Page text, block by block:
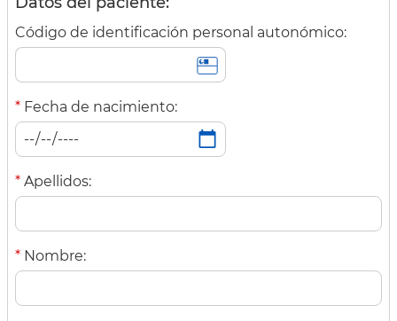
Código de identificación personal autonómico:
* Fecha de nacimiento:
* Apellidos:
* Nombre: